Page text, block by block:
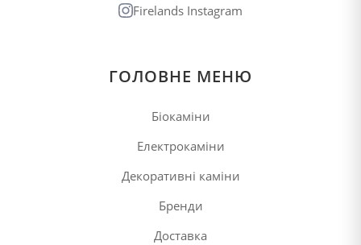
Firelands Instagram
ГОЛОВНЕ МЕНЮ
Біокаміни
Електрокаміни
Декоративні каміни
Бренди
Доставка